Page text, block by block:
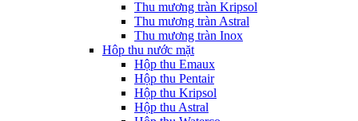
Thu mương tràn Kripsol
Thu mương tràn Astral
Thu mương tràn Inox
Hôp thu nước mặt
Hộp thu Emaux
Hộp thu Pentair
Hộp thu Kripsol
Hộp thu Astral